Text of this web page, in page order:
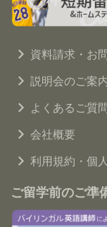
資料請求・お
説明会のご案
よくあるご質
会社概要
利用規約・個
ご留学前のご準